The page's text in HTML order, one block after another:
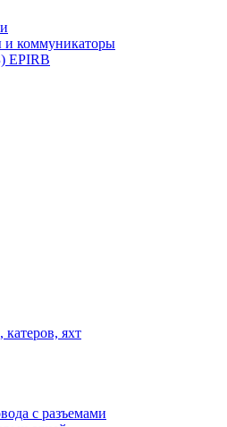
и коммуникаторы
EPIRB
яхт
с разъемами